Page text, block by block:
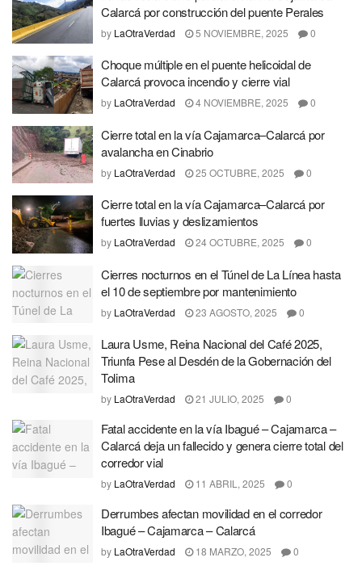
Calarcá por construcción del puente Perales
by LaOtraVerdad 5 NOVIEMBRE, 2025 0
Choque múltiple en el puente helicoidal de
Calarcá provoca incendio y cierre vial
by LaOtraVerdad 4 NOVIEMBRE, 2025 0
Cierre total en la vía Cajamarca–Calarcá por
avalancha en Cinabrio
by LaOtraVerdad 25 OCTUBRE, 2025 0
Cierre total en la vía Cajamarca–Calarcá por
fuertes lluvias y deslizamientos
by LaOtraVerdad 24 OCTUBRE, 2025 0
Cierres nocturnos en el Túnel de La Línea hasta
el 10 de septiembre por mantenimiento
by LaOtraVerdad 23 AGOSTO, 2025 0
Laura Usme, Reina Nacional del Café 2025,
Triunfa Pese al Desdén de la Gobernación del
Tolima
by LaOtraVerdad 21 JULIO, 2025 0
Fatal accidente en la vía Ibagué – Cajamarca –
Calarcá deja un fallecido y genera cierre total del
corredor vial
by LaOtraVerdad 11 ABRIL, 2025 0
Derrumbes afectan movilidad en el corredor
Ibagué – Cajamarca – Calarcá
by LaOtraVerdad 18 MARZO, 2025 0